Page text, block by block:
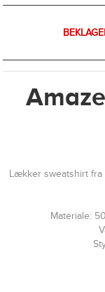
Lækker sweatshirt fra
Materiale: